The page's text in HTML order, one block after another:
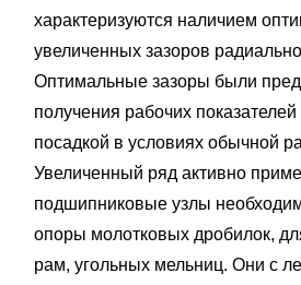
характеризуются наличием
увеличенных зазоров
Оптимальные зазоры были
получения рабочих
посадкой в условиях обычной
Увеличенный ряд активно
подшипниковые узлы
опоры молотковых дробилок,
рам, угольных мельниц. Они с